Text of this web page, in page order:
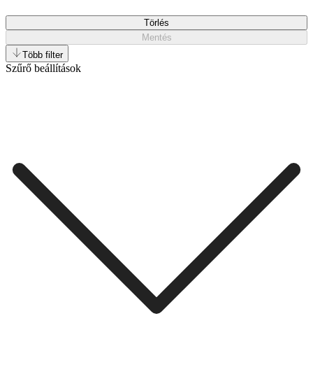
Törlés
Mentés
Több filter
Szűrő beállítások